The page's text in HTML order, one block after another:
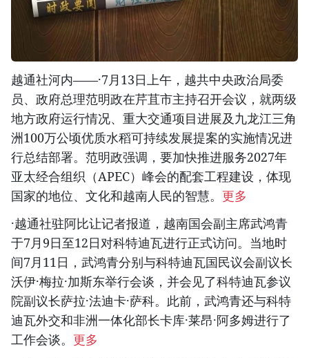
越通社河内——·7月13日上午，越共中央政治局委
员、政府总理范明政在芹苴市主持召开会议，就两级
地方政府运行情况、重大交通项目进展及九龙江三角
洲100万公顷优质水稻可持续发展提案的实施情况进
行总结部署。范明政强调，要加快推进服务2027年
亚太经合组织（APEC）峰会的配套工程建设，体现
国家的地位、文化和越南人民的智慧。 更多
·越通社驻阿比让记者报道，越南国会副主席武鸿青
于7月9日至12日对科特迪瓦进行正式访问。当地时
间7月11日，武鸿青分别与科特迪瓦国民议会副议长
沃伊·梅拉·加斯东举行会谈，并会见了科特迪瓦参议
院副议长萨拉·法迪卡·萨科。此前，武鸿青还与科特
迪瓦外交和非洲一体化部长卡库·莱昂·阿多姆进行了
工作会谈。 更多